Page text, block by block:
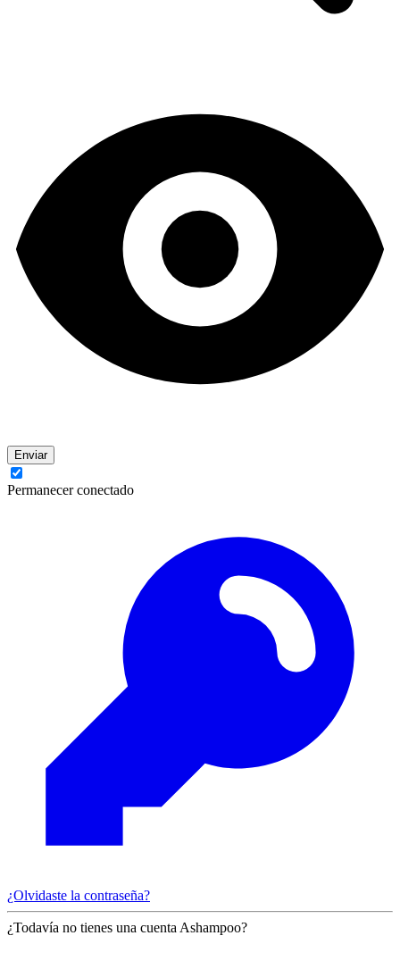
Enviar
Permanecer conectado
¿Olvidaste la contraseña?
¿Todavía no tienes una cuenta Ashampoo?